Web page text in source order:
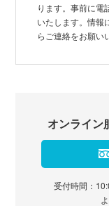
ります。事前に電
いたします。情報
らご連絡をお願い
オンライン
受付時間：